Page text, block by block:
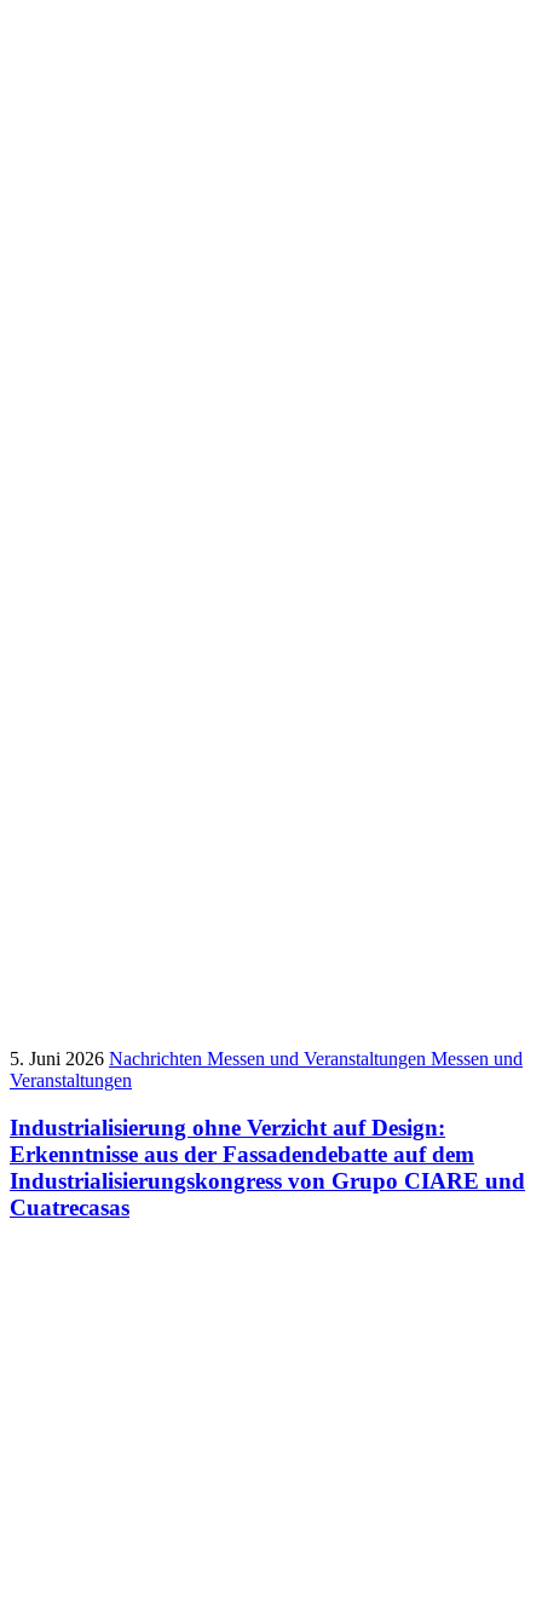
5. Juni 2026 Nachrichten Messen und Veranstaltungen Messen und
Veranstaltungen
Industrialisierung ohne Verzicht auf Design:
Erkenntnisse aus der Fassadendebatte auf dem
Industrialisierungskongress von Grupo CIARE und
Cuatrecasas